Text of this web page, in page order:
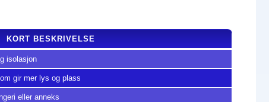
KORT BESKRIVELSE
isolasjon
gir mer lys og plass
eller anneks